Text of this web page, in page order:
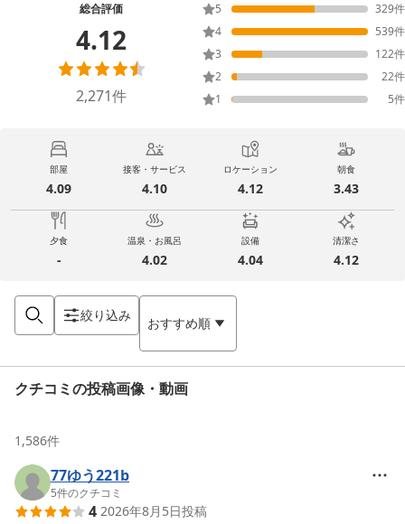
総合評価
4.12
2,271件
5 329件
4
539件
3
122件
2
22件
1
5件
部屋
4.09
接客・サービス
4.10
ロケーション
4.12
朝食
3.43
夕食
-
温泉・お風呂
4.02
設備
4.04
清潔さ
4.12
絞り込み おすすめ順
クチコミの投稿画像・動画
1,586件
77ゆう221b
5件のクチコミ
4 2026年8月5日投稿